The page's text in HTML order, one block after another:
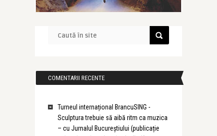
COMENTARII RECENTE
Turneul internațional BrancuSING -
Sculptura trebuie să aibă ritm ca muzica
– cu Jurnalul Bucureștiului (publicație